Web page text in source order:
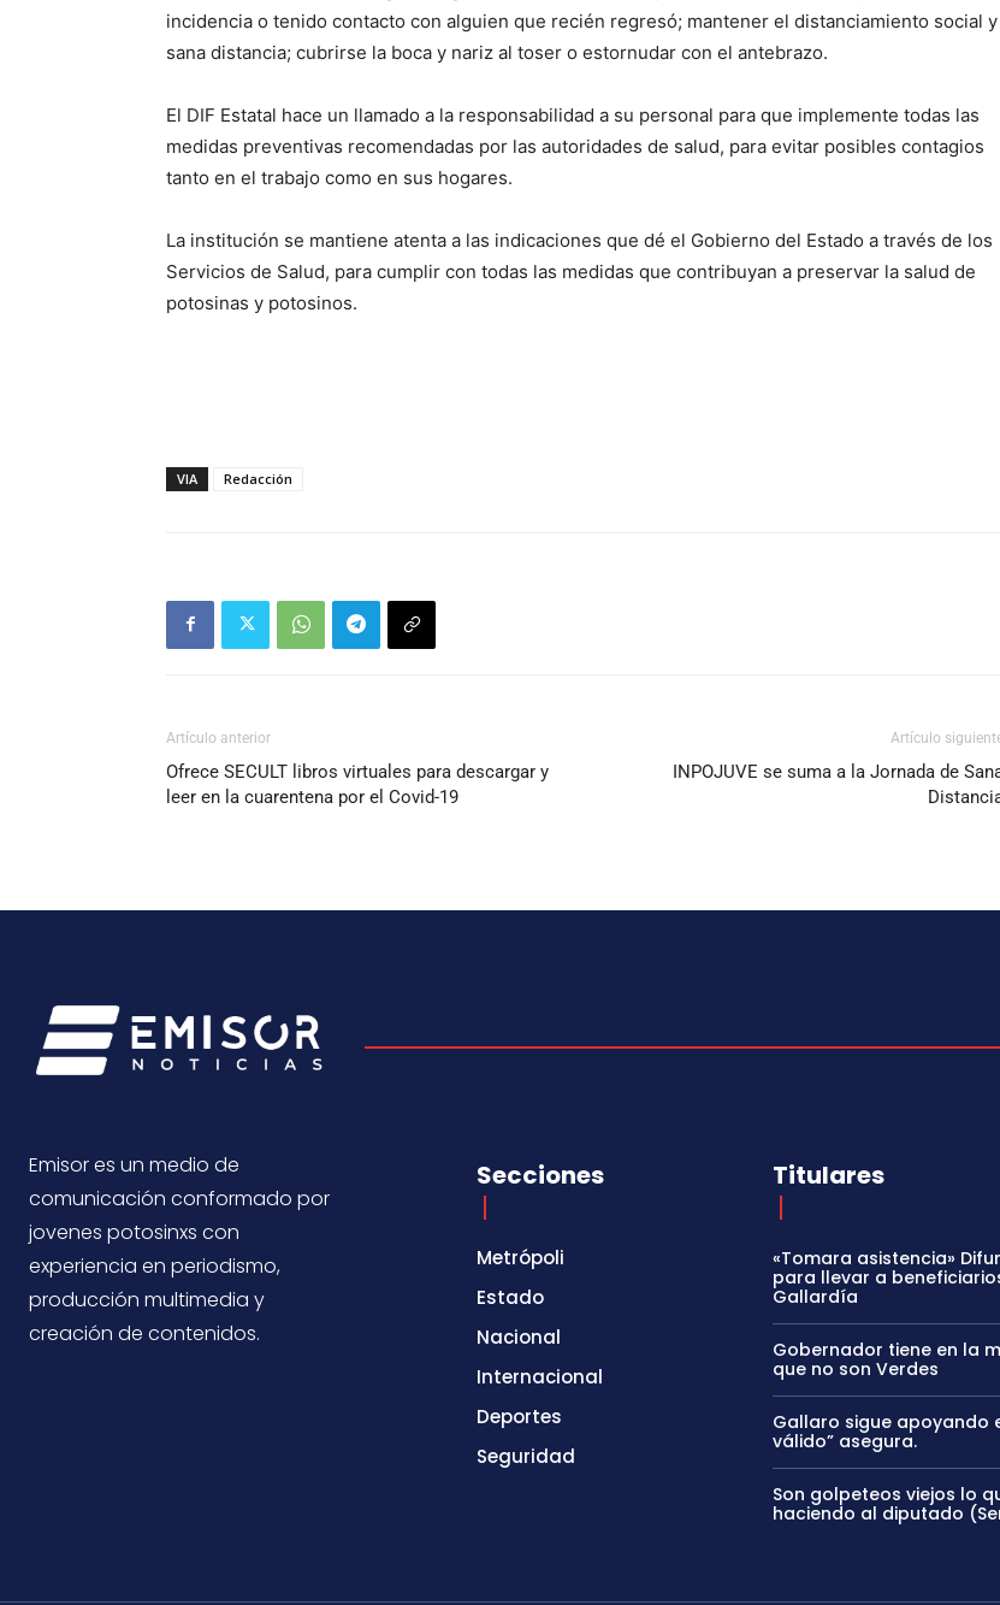
incidencia o tenido contacto con alguien que recién regresó; mantener el distanciamiento social y
sana distancia; cubrirse la boca y nariz al toser o estornudar con el antebrazo.
El DIF Estatal hace un llamado a la responsabilidad a su personal para que implemente todas las
medidas preventivas recomendadas por las autoridades de salud, para evitar posibles contagios
tanto en el trabajo como en sus hogares.
La institución se mantiene atenta a las indicaciones que dé el Gobierno del Estado a través de los
Servicios de Salud, para cumplir con todas las medidas que contribuyan a preservar la salud de
potosinas y potosinos.
VIA Redacción
Artículo anterior
Ofrece SECULT libros virtuales para descargar y
leer en la cuarentena por el Covid-19
Artículo
INPOJUVE se suma a la Jornada de
Emisor es un medio de
comunicación conformado por
jovenes potosinxs con
experiencia en periodismo,
producción multimedia y
creación de contenidos.
Secciones
Metrópoli
Estado
Nacional
Internacional
Deportes
Seguridad
Titulares
«Tomara asistencia»
para llevar a
Gallardía
Gobernador tiene en la
que no son Verdes
Gallaro sigue apoyando
válido” asegura.
Son golpeteos viejos lo
haciendo al diputado